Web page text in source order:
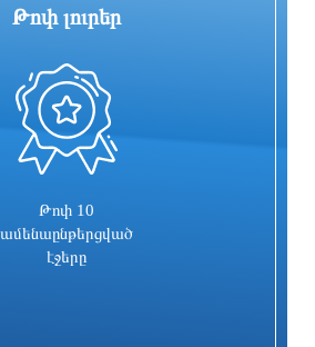
խոսք»
Հիմնանորոգվում է Սևան-Մարտունի-
ավտոճանապարհի մի հատվածը
Թոփ լուրեր
Թոփ 10
ամենաընթերցված
էջերը